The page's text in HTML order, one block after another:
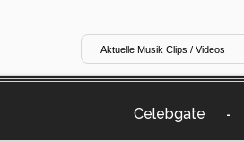
Celebgate -